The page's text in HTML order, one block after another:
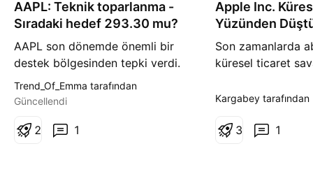
AAPL: Teknik toparlanma -
Sıradaki hedef 293.30 mu?
AAPL son dönemde önemli bir
destek bölgesinden tepki verdi.
Bu bölge, geçmişte dikkat çeken
bir demand zone olarak
geçmişte birçok kez alıcı ilgisini
ı
Trend_Of_Emma tarafından
Güncellendi
1
2
Apple Inc.
Yüzünden
Son zamanlarda
küresel ticaret
etk lendi.Bıst te
küresel siyasetler
Kargabey tarafından
1
3